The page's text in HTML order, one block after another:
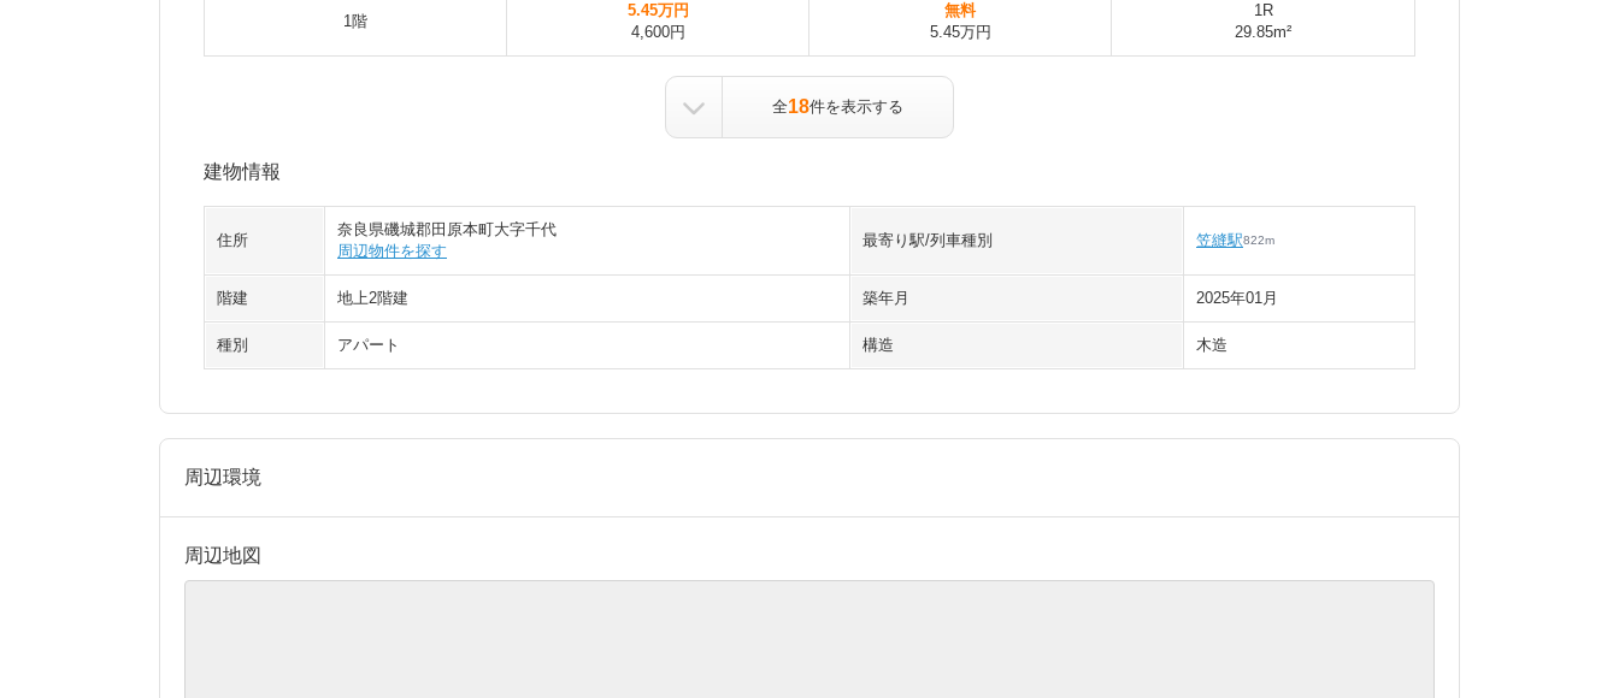
1階
5.45万円
4,600円
無料
5.45万円
1R
29.85m²
全18件を表示する
建物情報
住所
奈良県磯城郡田原本町大字千代
周辺物件を探す
最寄り駅/列車種別 笠縫駅822m
階建 地上2階建 築年月 2025年01月
種別 アパート 構造 木造
周辺環境
周辺地図